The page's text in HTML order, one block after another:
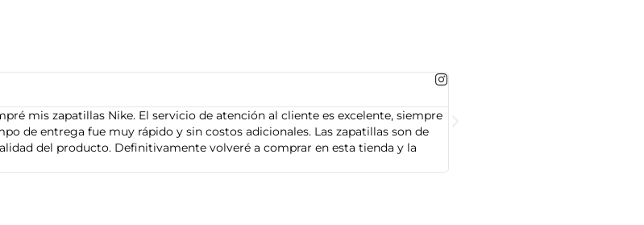
mis zapatillas Nike. El servicio de atención al cliente es excelente, siempre
de entrega fue muy rápido y sin costos adicionales. Las zapatillas son de
del producto. Definitivamente volveré a comprar en esta tienda y la